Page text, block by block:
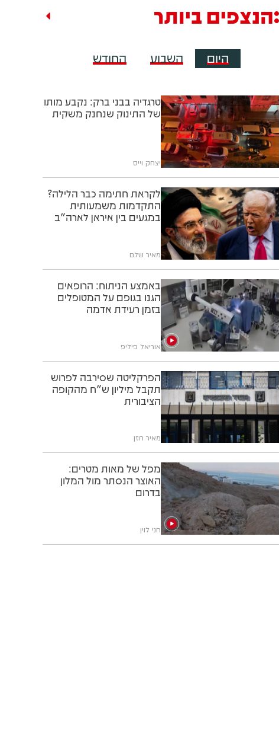
הנצפים ביותר
היום השבוע החודש
טרגדיה בבני ברק: נקבע מותו
של התינוק שנחנק משקית
יצחק וייס
לקראת חתימה כבר הלילה?
התקדמות משמעותית
במגעים בין איראן לארה"ב
מאיר שלם
באמצע הניתוח: הרופאים
הגנו בגופם על המטופלים
בזמן רעידת אדמה
אוריאל פיליפ
הפרקליטה שסירבה לפרוש
תקבל מיליון ש"ח מהקופה
הציבורית
מאיר רוזן
מפל של מאות מטרים:
האוצר הנסתר מול המלון
בדרום
חני לוין